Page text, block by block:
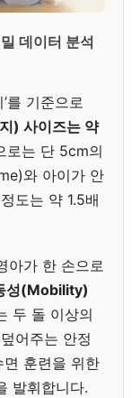
데이터 분석
를 기준으로
) 사이즈는 약
로는 단 5cm의
와 아이가 안
도는 약 1.5배
아가 한 손으로
성(Mobility)
두 돌 이상의
어주는 안정
훈련을 위한
발휘합니다.